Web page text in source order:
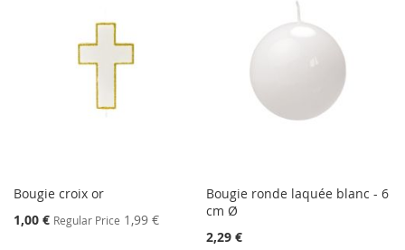
Bougie croix or
Special
Price
1,00 € Regular Price 1,99 €
Bougie ronde laquée blanc - 6
cm Ø
2,29 €